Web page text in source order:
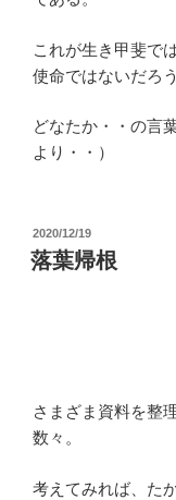
これが生き甲斐で
使命ではないだろう
どなたか・・の言
より・・）
投
稿
日:
2020/12/19
落葉帰根
さまざま資料を整
数々。
考えてみれば、た